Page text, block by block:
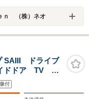
ｎ （株）ネオ
SAIII ドライブ
ドドア TV ク
ム オートマチ
ングストッ
付